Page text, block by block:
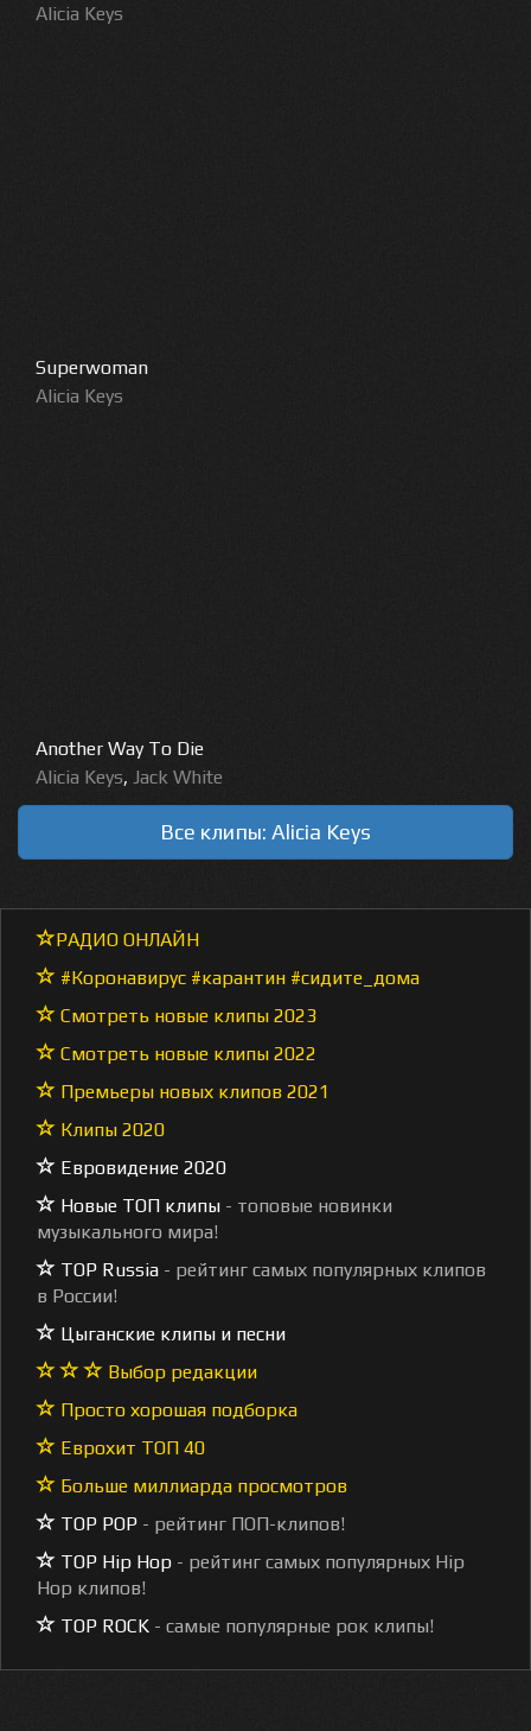
Alicia Keys
Superwoman
Alicia Keys
Another Way To Die
Alicia Keys, Jack White
Все клипы: Alicia Keys
РАДИО ОНЛАЙН
#Коронавирус #карантин #сидите_дома
Смотреть новые клипы 2023
Смотреть новые клипы 2022
Премьеры новых клипов 2021
Клипы 2020
Евровидение 2020
Новые ТОП клипы - топовые новинки
музыкального мира!
TOP Russia - рейтинг самых популярных клипов
в России!
Цыганские клипы и песни
Выбор редакции
Просто хорошая подборка
Еврохит ТОП 40
Больше миллиарда просмотров
TOP POP - рейтинг ПОП-клипов!
TOP Hip Hop - рейтинг самых популярных Hip
Hop клипов!
TOP ROCK - самые популярные рок клипы!